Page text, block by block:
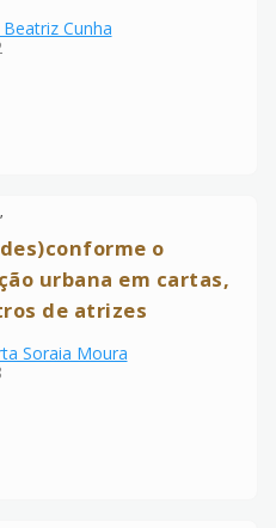
Cunha
o
urbana em cartas,
de atrizes
Soraia Moura